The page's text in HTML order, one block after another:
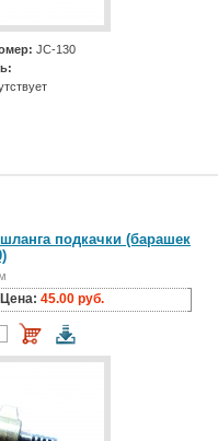
JC-130
подкачки (барашек
Цена: 45.00 руб.